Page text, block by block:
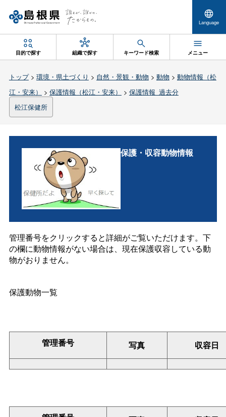
Language
目的で探す 組織で探す キーワード検索 メニュー
トップ> 環境・県土づくり > 自然・景観・動物 > 動物 > 動物情報（松
江・安来）
> 保護情報（松江・安来） > 保護情報_過去分
松江保健所
保護・収容動物情報
管理番号をクリックすると詳細がご覧いただけます。下
の欄に動物情報がない場合は、現在保護収容している動
物がおりません。
保護動物一覧
管理番号 写真 収容日